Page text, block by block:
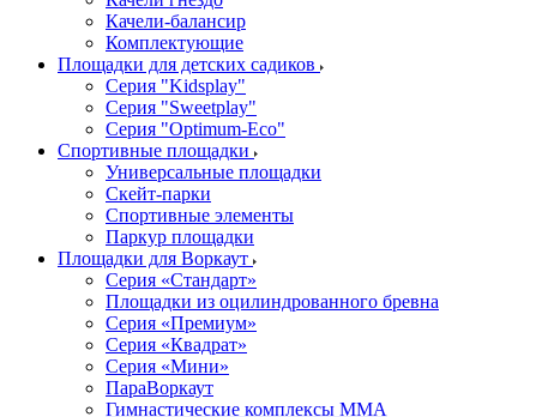
Качели-балансир
Комплектующие
Площадки для детских садиков
Серия "Kidsplay"
Серия "Sweetplay"
Серия "Оptimum-Еco"
Спортивные площадки
Универсальные площадки
Скейт-парки
Спортивные элементы
Паркур площадки
Площадки для Воркаут
Серия «Стандарт»
Площадки из оцилиндрованного бревна
Серия «Премиум»
Серия «Квадрат»
Серия «Мини»
ПараВоркаут
Гимнастические комплексы ММА